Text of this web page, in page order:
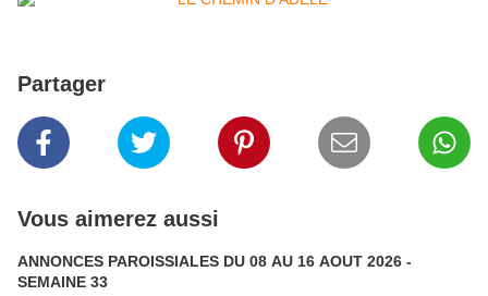
Partager
Vous aimerez aussi
ANNONCES PAROISSIALES DU 08 AU 16 AOUT 2026 -
SEMAINE 33